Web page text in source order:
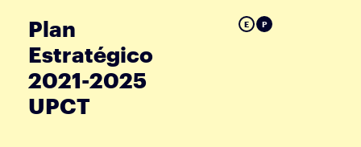
Plan
Estratégico
2021-2025
UPCT
E P